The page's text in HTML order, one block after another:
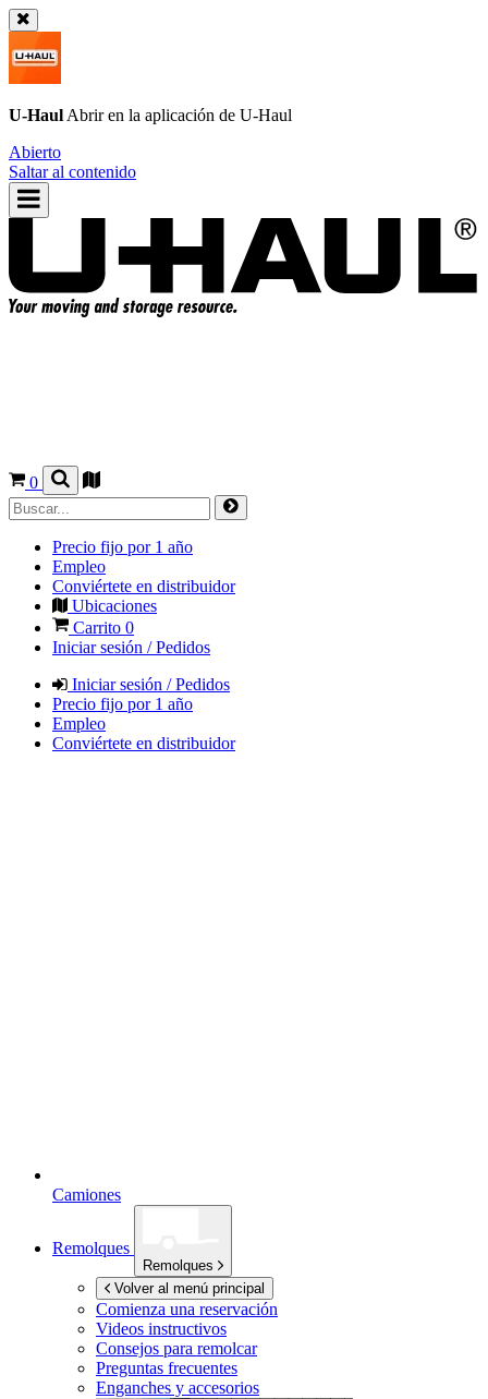
U-Haul Abrir en la aplicación de U-Haul
Abierto
Saltar al contenido
0
Precio fijo por 1 año
Empleo
Conviértete en distribuidor
Ubicaciones
Carrito 0
Iniciar sesión / Pedidos
Iniciar sesión / Pedidos
Precio fijo por 1 año
Empleo
Conviértete en distribuidor
Camiones
Remolques
Remolques
Volver al menú principal
Comienza una reservación
Videos instructivos
Consejos para remolcar
Preguntas frecuentes
Enganches y accesorios